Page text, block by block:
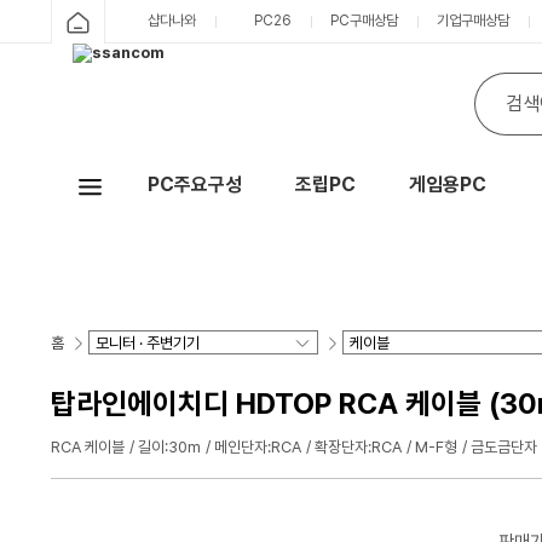
샵다나와 PC26 PC구매상담 기업구매상담
PC주요구성 조립PC 게임용PC
홈
탑라인에이치디 HDTOP RCA 케이블
RCA 케이블 길이:30m 메인단자:RCA 확장단자:RCA M-F형 금도금단자